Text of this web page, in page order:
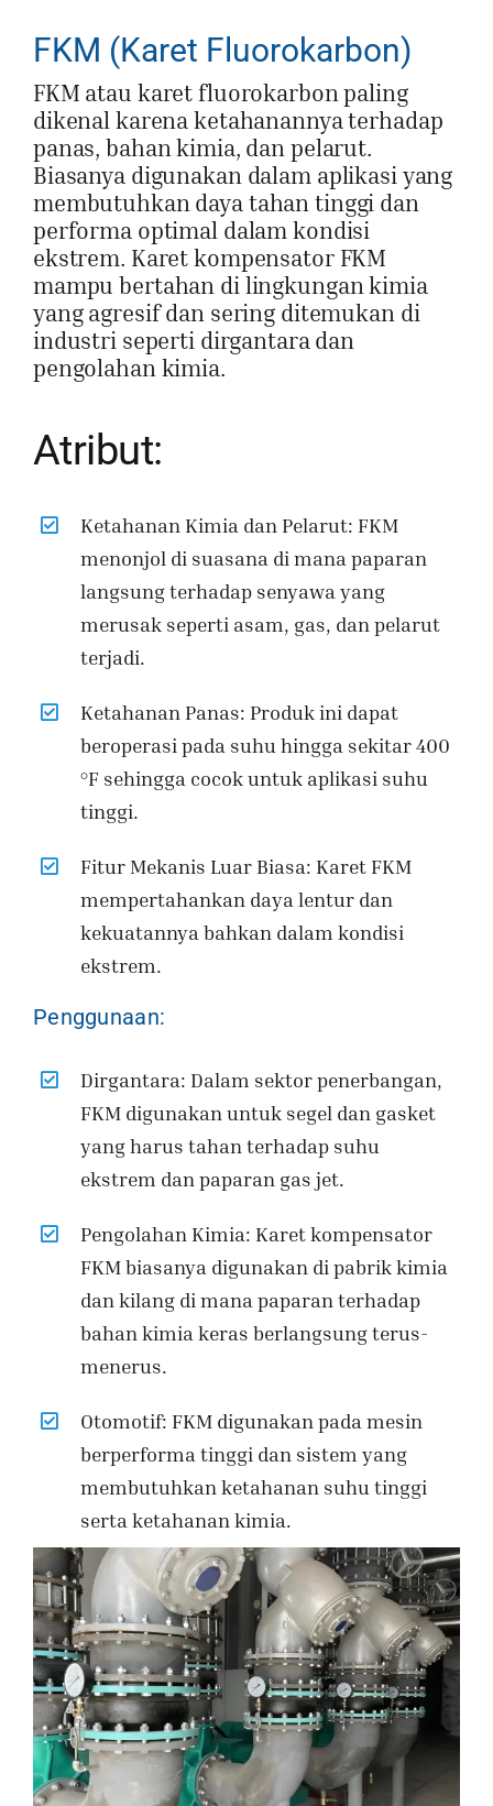
FKM (Karet Fluorokarbon)
FKM atau karet fluorokarbon paling
dikenal karena ketahanannya terhadap
panas, bahan kimia, dan pelarut.
Biasanya digunakan dalam aplikasi yang
membutuhkan daya tahan tinggi dan
performa optimal dalam kondisi
ekstrem. Karet kompensator FKM
mampu bertahan di lingkungan kimia
yang agresif dan sering ditemukan di
industri seperti dirgantara dan
pengolahan kimia.
Atribut:
Ketahanan Kimia dan Pelarut: FKM
menonjol di suasana di mana paparan
langsung terhadap senyawa yang
merusak seperti asam, gas, dan pelarut
terjadi.
Ketahanan Panas: Produk ini dapat
beroperasi pada suhu hingga sekitar 400
°F sehingga cocok untuk aplikasi suhu
tinggi.
Fitur Mekanis Luar Biasa: Karet FKM
mempertahankan daya lentur dan
kekuatannya bahkan dalam kondisi
ekstrem.
Penggunaan:
Dirgantara: Dalam sektor penerbangan,
FKM digunakan untuk segel dan gasket
yang harus tahan terhadap suhu
ekstrem dan paparan gas jet.
Pengolahan Kimia: Karet kompensator
FKM biasanya digunakan di pabrik kimia
dan kilang di mana paparan terhadap
bahan kimia keras berlangsung terus-
menerus.
Otomotif: FKM digunakan pada mesin
berperforma tinggi dan sistem yang
membutuhkan ketahanan suhu tinggi
serta ketahanan kimia.